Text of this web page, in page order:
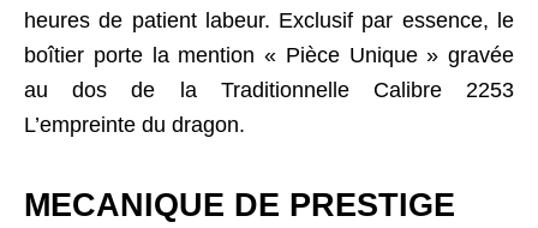
heures de patient labeur. Exclusif par essence, le
boîtier porte la mention « Pièce Unique » gravée
au dos de la Traditionnelle Calibre 2253
L’empreinte du dragon.
MECANIQUE DE PRESTIGE